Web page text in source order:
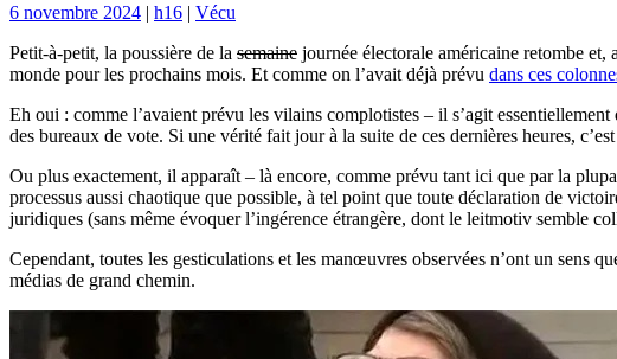
6 novembre 2024 | h16 | Vécu
Petit-à-petit, la poussière de la semaine journée électorale américaine retombe
monde pour les prochains mois. Et comme on l’avait déjà prévu dans ces
Eh oui : comme l’avaient prévu les vilains complotistes – il s’agit
des bureaux de vote. Si une vérité fait jour à la suite de ces dernières heures,
Ou plus exactement, il apparaît – là encore, comme prévu tant ici que par la
processus aussi chaotique que possible, à tel point que toute déclaration de
juridiques (sans même évoquer l’ingérence étrangère, dont le leitmotiv semble
Cependant, toutes les gesticulations et les manœuvres observées n’ont un sens
médias de grand chemin.